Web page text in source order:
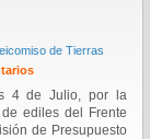
de Tierras
4 de Julio, por la
ediles del Frente
de Presupuesto